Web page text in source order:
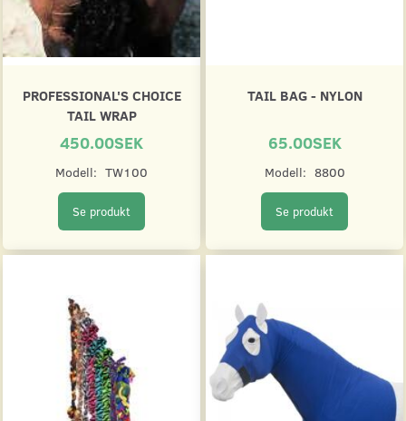
PROFESSIONAL'S CHOICE
TAIL WRAP
450.00SEK
Modell: TW100
Se produkt
TAIL BAG - NYLON
65.00SEK
Modell: 8800
Se produkt